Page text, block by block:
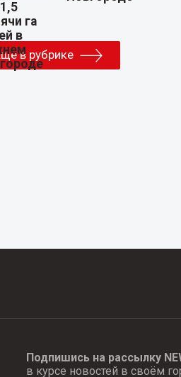
в рубрике
Подпишись на рассылку
в курсе новостей в своём